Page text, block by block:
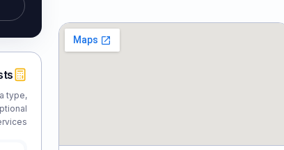
type,